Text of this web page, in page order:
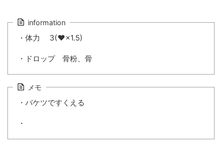
information
・体力 3(♥×1.5)
・ドロップ 骨粉、骨
メモ
・バケツですくえる
・